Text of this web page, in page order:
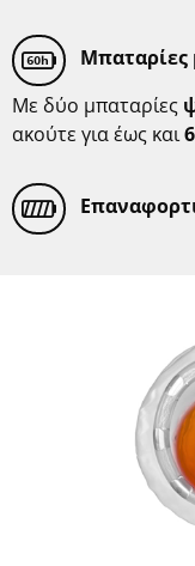
Μπαταρίες
Με δύο μπαταρίες
ακούτε για έως και